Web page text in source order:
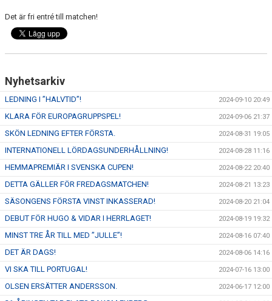
Det är fri entré till matchen!
Nyhetsarkiv
LEDNING I ”HALVTID”! 2024-09-10 20:49
KLARA FÖR EUROPAGRUPPSPEL! 2024-09-06 21:37
SKÖN LEDNING EFTER FÖRSTA. 2024-08-31 19:05
INTERNATIONELL LÖRDAGSUNDERHÅLLNING! 2024-08-28 11:16
HEMMAPREMIÄR I SVENSKA CUPEN! 2024-08-22 20:40
DETTA GÄLLER FÖR FREDAGSMATCHEN! 2024-08-21 13:23
SÄSONGENS FÖRSTA VINST INKASSERAD! 2024-08-20 21:04
DEBUT FÖR HUGO & VIDAR I HERRLAGET! 2024-08-19 19:32
MINST TRE ÅR TILL MED ”JULLE”! 2024-08-16 07:40
DET ÄR DAGS! 2024-08-06 14:16
VI SKA TILL PORTUGAL! 2024-07-16 13:00
OLSEN ERSÄTTER ANDERSSON. 2024-06-17 12:00